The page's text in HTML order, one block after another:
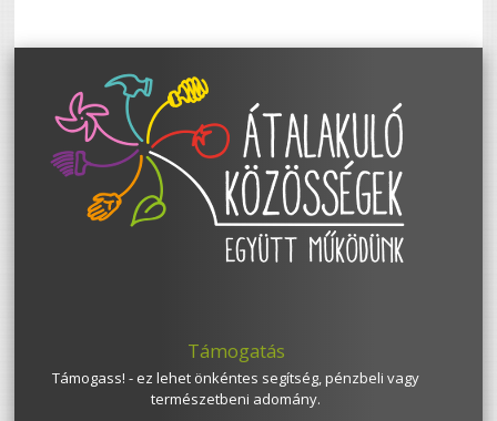
Támogatás
Támogass! - ez lehet önkéntes segítség, pénzbeli vagy
természetbeni adomány.